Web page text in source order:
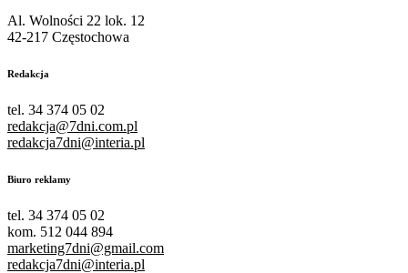
Al. Wolności 22 lok. 12
42-217 Częstochowa
Redakcja
tel. 34 374 05 02
redakcja@7dni.com.pl
redakcja7dni@interia.pl
Biuro reklamy
tel. 34 374 05 02
kom. 512 044 894
marketing7dni@gmail.com
redakcja7dni@interia.pl